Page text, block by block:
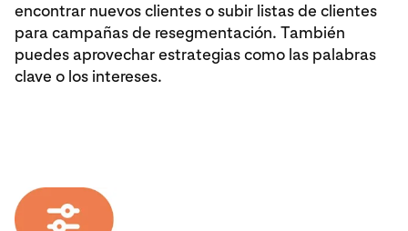
encontrar nuevos clientes o subir listas de clientes
para campañas de resegmentación. También
puedes aprovechar estrategias como las palabras
clave o los intereses.